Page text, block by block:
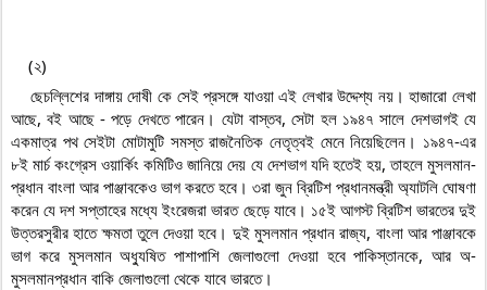
    ছেচল্লিশের দাঙ্গায় দোষী কে সেই প্রসঙ্গে যাওয়া এই লেখার উদ্দেশ্য নয়। হাজারো লেখা
আছে, বই আছে - পড়ে দেখতে পারেন। যেটা বাস্তব, সেটা হল ১৯৪৭ সালে দেশভাগই যে
একমাত্র পথ সেইটা মোটামুটি সমস্ত রাজনৈতিক নেতৃত্বই মেনে নিয়েছিলেন। ১৯৪৭-এর
৮ই মার্চ কংগ্রেস ওয়ার্কিং কমিটিও জানিয়ে দেয় যে দেশভাগ যদি হতেই হয়, তাহলে মুসলমান-
প্রধান বাংলা আর পাঞ্জাবকেও ভাগ করতে হবে। ৩রা জুন ব্রিটিশ প্রধানমন্ত্রী অ্যাটলি ঘোষণা
করেন যে দশ সপ্তাহের মধ্যে ইংরেজরা ভারত ছেড়ে যাবে। ১৫ই আগস্ট ব্রিটিশ ভারতের দুই
উত্তরসুরীর হাতে ক্ষমতা তুলে দেওয়া হবে। দুই মুসলমান প্রধান রাজ্য, বাংলা আর পাঞ্জাবকে
ভাগ করে মুসলমান অধ্যুষিত পাশাপাশি জেলাগুলো দেওয়া হবে পাকিস্তানকে, আর অ-
মুসলমানপ্রধান বাকি জেলাগুলো থেকে যাবে ভারতে।